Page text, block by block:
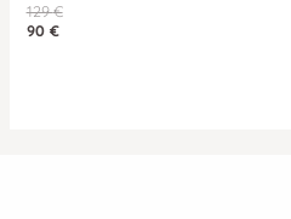
129€
90 €